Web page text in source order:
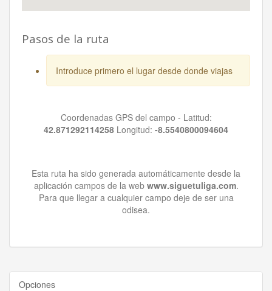
Pasos de la ruta
Introduce primero el lugar desde donde viajas
Coordenadas GPS del campo - Latitud:
42.871292114258 Longitud: -8.5540800094604
Esta ruta ha sido generada automáticamente desde la
aplicación campos de la web www.siguetuliga.com.
Para que llegar a cualquier campo deje de ser una
odisea.
Opciones